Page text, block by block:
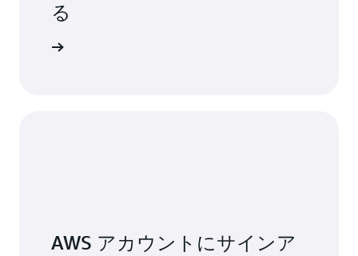
る
AWS アカウントにサインア